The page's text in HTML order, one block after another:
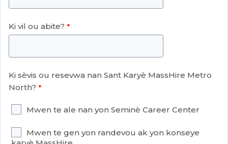
Ki vil ou abite?
Ki sèvis ou resevwa nan Sant Karyè MassHire Metro
North?
Mwen te ale nan yon Seminè Career Center
Mwen te gen yon randevou ak yon konseye